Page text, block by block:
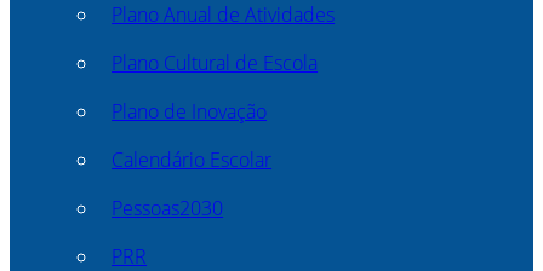
Plano Anual de Atividades
Plano Cultural de Escola
Plano de Inovação
Calendário Escolar
Pessoas2030
PRR